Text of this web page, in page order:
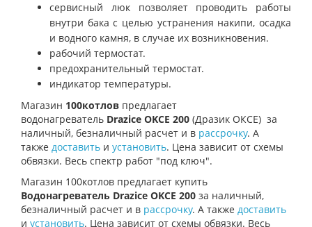
сервисный люк позволяет проводить работы
внутри бака с целью устранения накипи, осадка
и водного камня, в случае их возникновения.
рабочий термостат.
предохранительный термостат.
индикатор температуры.
Магазин 100котлов предлагает
водонагреватель Drazice OKCE 200 (Дразик ОКСЕ) за
наличный, безналичный расчет и в рассрочку. А
также доставить и установить. Цена зависит от схемы
обвязки. Весь спектр работ "под ключ".
Магазин 100котлов предлагает купить
Водонагреватель Drazice OKCE 200 за наличный,
безналичный расчет и в рассрочку. А также доставить
и установить. Цена зависит от схемы обвязки. Весь